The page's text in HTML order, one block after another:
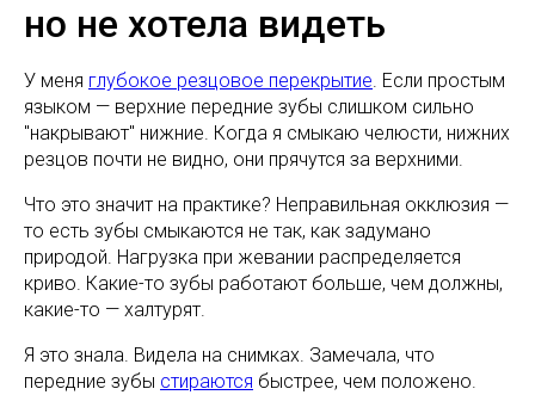
но не хотела видеть
У меня глубокое резцовое перекрытие. Если простым
языком — верхние передние зубы слишком сильно
"накрывают" нижние. Когда я смыкаю челюсти, нижних
резцов почти не видно, они прячутся за верхними.
Что это значит на практике? Неправильная окклюзия —
то есть зубы смыкаются не так, как задумано
природой. Нагрузка при жевании распределяется
криво. Какие-то зубы работают больше, чем должны,
какие-то — халтурят.
Я это знала. Видела на снимках. Замечала, что
передние зубы стираются быстрее, чем положено.